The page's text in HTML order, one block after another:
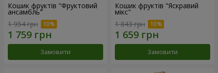
Кошик фруктів "Фруктовий
ансамбль"
1 954 грн
Замовити
Кошик фруктів "Яскравий
мікс"
1 843 грн
Замовити